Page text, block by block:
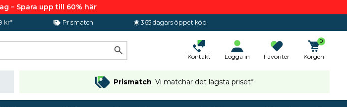
– Spara upp till 60% här
kr* Prismatch 365 dagars öppet köp
Kontakt Logga in Favoriter
0
Korgen
Prismatch Vi matchar det lägsta priset*